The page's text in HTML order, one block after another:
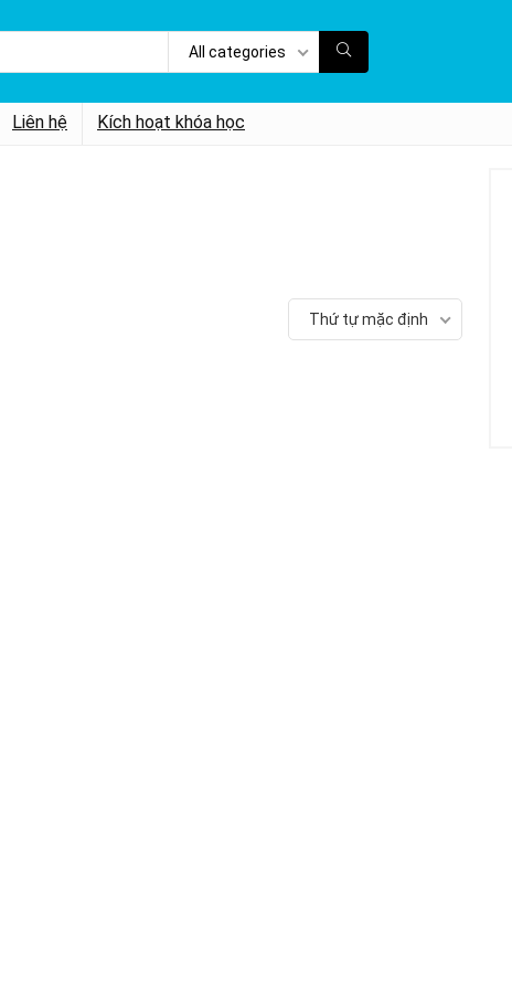
All categories
Liên hệ Kích hoạt khóa học
Thứ tự mặc định